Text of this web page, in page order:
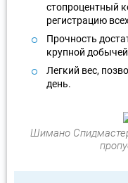
стопроцентный
регистрацию
Прочность
крупной
Легкий вес,
день.
Шимано